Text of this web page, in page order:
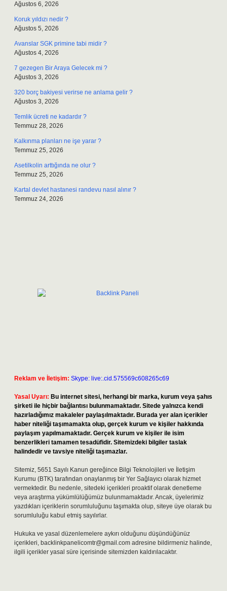
Ağustos 6, 2026
Koruk yıldızı nedir ?
Ağustos 5, 2026
Avanslar SGK primine tabi midir ?
Ağustos 4, 2026
7 gezegen Bir Araya Gelecek mi ?
Ağustos 3, 2026
320 borç bakiyesi verirse ne anlama gelir ?
Ağustos 3, 2026
Temlik ücreti ne kadardır ?
Temmuz 28, 2026
Kalkınma planları ne işe yarar ?
Temmuz 25, 2026
Asetilkolin arttığında ne olur ?
Temmuz 25, 2026
Kartal devlet hastanesi randevu nasıl alınır ?
Temmuz 24, 2026
Reklam ve İletişim: Skype: live:.cid.575569c608265c69
Yasal Uyarı: Bu internet sitesi, herhangi bir marka, kurum veya şahıs
şirketi ile hiçbir bağlantısı bulunmamaktadır. Sitede yalnızca kendi
hazırladığımız makaleler paylaşılmaktadır. Burada yer alan içerikler
haber niteliği taşımamakta olup, gerçek kurum ve kişiler hakkında
paylaşım yapılmamaktadır. Gerçek kurum ve kişiler ile isim
benzerlikleri tamamen tesadüfidir. Sitemizdeki bilgiler taslak
halindedir ve tavsiye niteliği taşımazlar.
Sitemiz, 5651 Sayılı Kanun gereğince Bilgi Teknolojileri ve İletişim
Kurumu (BTK) tarafından onaylanmış bir Yer Sağlayıcı olarak hizmet
vermektedir. Bu nedenle, sitedeki içerikleri proaktif olarak denetleme
veya araştırma yükümlülüğümüz bulunmamaktadır. Ancak, üyelerimiz
yazdıkları içeriklerin sorumluluğunu taşımakta olup, siteye üye olarak bu
sorumluluğu kabul etmiş sayılırlar.
Hukuka ve yasal düzenlemelere aykırı olduğunu düşündüğünüz
içerikleri, backlinkpanelicomtr@gmail.com adresine bildirmeniz halinde,
ilgili içerikler yasal süre içerisinde sitemizden kaldırılacaktır.